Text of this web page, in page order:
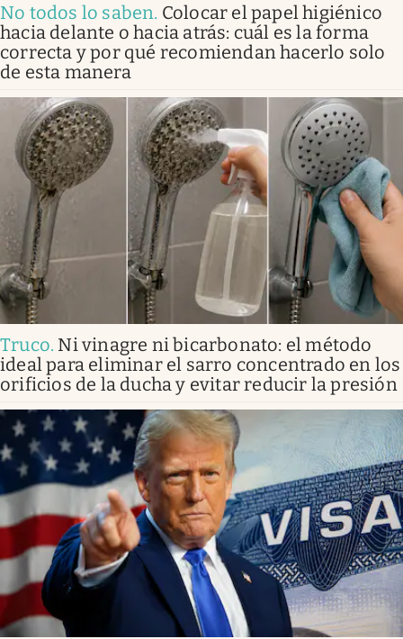
No todos lo saben. Colocar el papel higiénico
hacia delante o hacia atrás: cuál es la forma
correcta y por qué recomiendan hacerlo solo
de esta manera
Truco. Ni vinagre ni bicarbonato: el método
ideal para eliminar el sarro concentrado en los
orificios de la ducha y evitar reducir la presión